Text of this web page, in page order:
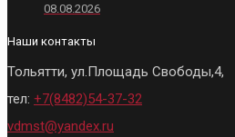
08.08.2026
Наши контакты
Тольятти, ул.Площадь Свободы,4,
тел: +7(8482)54-37-32
vdmst@yandex.ru